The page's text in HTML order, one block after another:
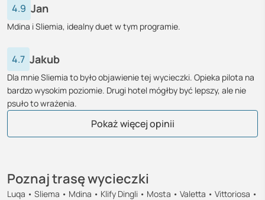
4.9 Jan
Mdina i Sliemia, idealny duet w tym programie.
4.7 Jakub
Dla mnie Sliemia to było objawienie tej wycieczki. Opieka pilota na
bardzo wysokim poziomie. Drugi hotel mógłby być lepszy, ale nie
psuło to wrażenia.
Pokaż więcej opinii
Poznaj trasę wycieczki
Luqa • Sliema • Mdina • Klify Dingli • Mosta • Valetta • Vittoriosa •